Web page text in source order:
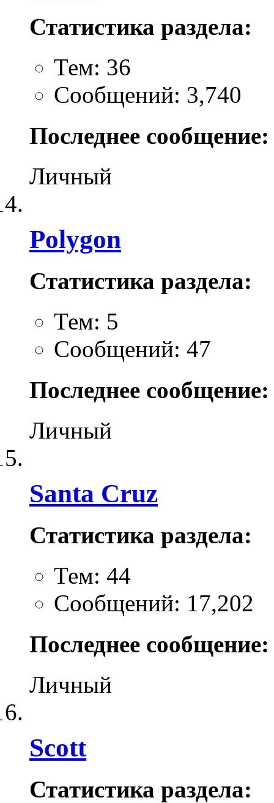
Статистика раздела:
Тем: 36
Сообщений: 3,740
Последнее сообщение:
Личный
Polygon
Статистика раздела:
Тем: 5
Сообщений: 47
Последнее сообщение:
Личный
Santa Cruz
Статистика раздела:
Тем: 44
Сообщений: 17,202
Последнее сообщение:
Личный
Scott
Статистика раздела: